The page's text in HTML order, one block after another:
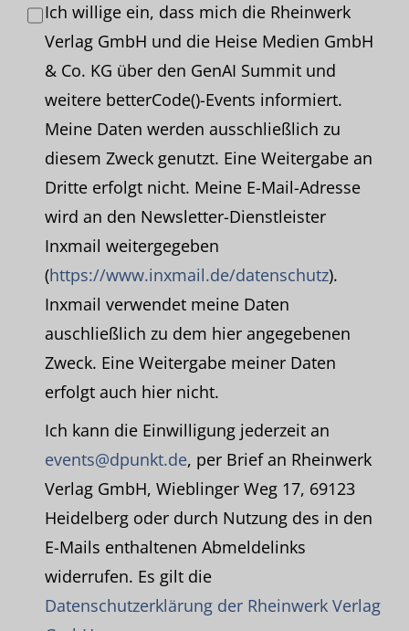
Ich willige ein, dass mich die Rheinwerk
Verlag GmbH und die Heise Medien GmbH
& Co. KG über den GenAI Summit und
weitere betterCode()-Events informiert.
Meine Daten werden ausschließlich zu
diesem Zweck genutzt. Eine Weitergabe an
Dritte erfolgt nicht. Meine E-Mail-Adresse
wird an den Newsletter-Dienstleister
Inxmail weitergegeben
(https://www.inxmail.de/datenschutz).
Inxmail verwendet meine Daten
auschließlich zu dem hier angegebenen
Zweck. Eine Weitergabe meiner Daten
erfolgt auch hier nicht.
Ich kann die Einwilligung jederzeit an
events@dpunkt.de, per Brief an Rheinwerk
Verlag GmbH, Wieblinger Weg 17, 69123
Heidelberg oder durch Nutzung des in den
E-Mails enthaltenen Abmeldelinks
widerrufen. Es gilt die
Datenschutzerklärung der Rheinwerk Verlag